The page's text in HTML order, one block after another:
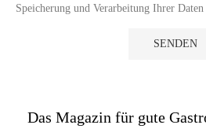
Speicherung und Verarbeitung Ihrer
Das Magazin für gute